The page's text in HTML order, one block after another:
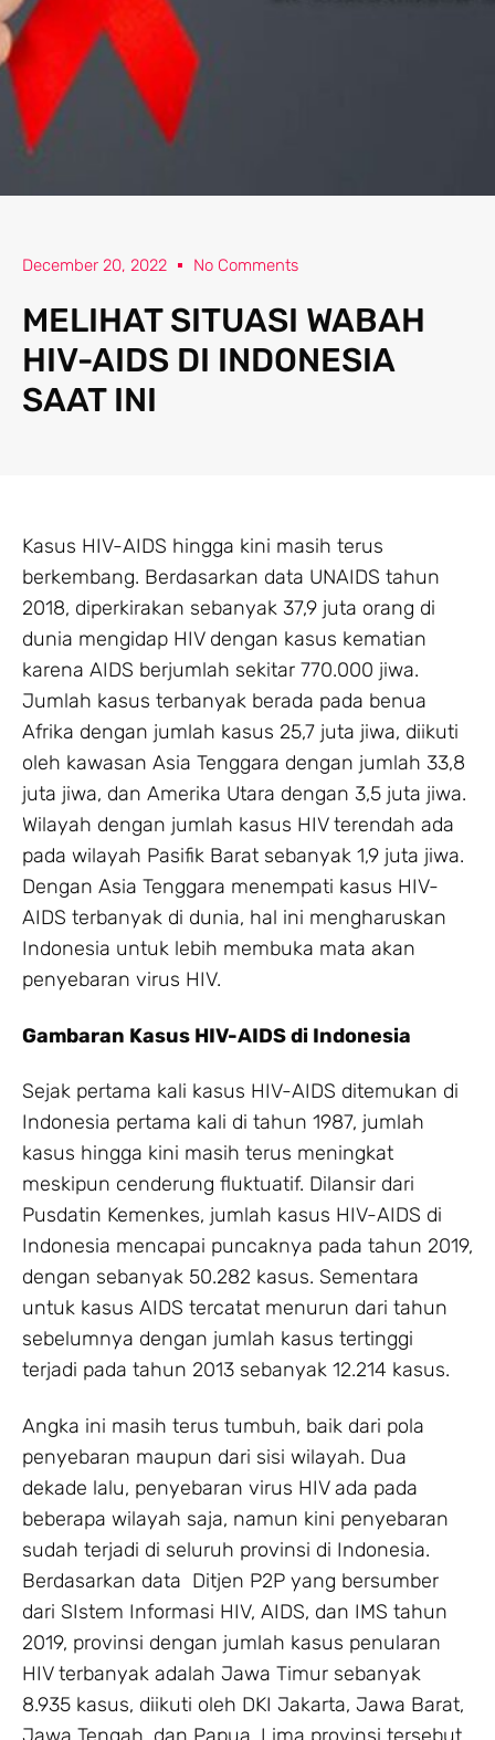
December 20, 2022 No Comments
MELIHAT SITUASI WABAH
HIV-AIDS DI INDONESIA
SAAT INI
Kasus HIV-AIDS hingga kini masih terus
berkembang. Berdasarkan data UNAIDS tahun
2018, diperkirakan sebanyak 37,9 juta orang di
dunia mengidap HIV dengan kasus kematian
karena AIDS berjumlah sekitar 770.000 jiwa.
Jumlah kasus terbanyak berada pada benua
Afrika dengan jumlah kasus 25,7 juta jiwa, diikuti
oleh kawasan Asia Tenggara dengan jumlah 33,8
juta jiwa, dan Amerika Utara dengan 3,5 juta jiwa.
Wilayah dengan jumlah kasus HIV terendah ada
pada wilayah Pasifik Barat sebanyak 1,9 juta jiwa.
Dengan Asia Tenggara menempati kasus HIV-
AIDS terbanyak di dunia, hal ini mengharuskan
Indonesia untuk lebih membuka mata akan
penyebaran virus HIV.
Gambaran Kasus HIV-AIDS di Indonesia
Sejak pertama kali kasus HIV-AIDS ditemukan di
Indonesia pertama kali di tahun 1987, jumlah
kasus hingga kini masih terus meningkat
meskipun cenderung fluktuatif. Dilansir dari
Pusdatin Kemenkes, jumlah kasus HIV-AIDS di
Indonesia mencapai puncaknya pada tahun 2019,
dengan sebanyak 50.282 kasus. Sementara
untuk kasus AIDS tercatat menurun dari tahun
sebelumnya dengan jumlah kasus tertinggi
terjadi pada tahun 2013 sebanyak 12.214 kasus.
Angka ini masih terus tumbuh, baik dari pola
penyebaran maupun dari sisi wilayah. Dua
dekade lalu, penyebaran virus HIV ada pada
beberapa wilayah saja, namun kini penyebaran
sudah terjadi di seluruh provinsi di Indonesia.
Berdasarkan data Ditjen P2P yang bersumber
dari SIstem Informasi HIV, AIDS, dan IMS tahun
2019, provinsi dengan jumlah kasus penularan
HIV terbanyak adalah Jawa Timur sebanyak
8.935 kasus, diikuti oleh DKI Jakarta, Jawa Barat,